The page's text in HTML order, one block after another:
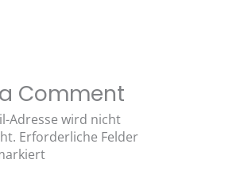
Comment
Adresse wird nicht
Erforderliche Felder